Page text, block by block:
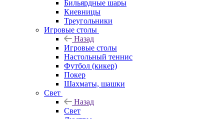
Бильярдные шары
Киевницы
Треугольники
Игровые столы
Назад
Игровые столы
Настольный теннис
Футбол (кикер)
Покер
Шахматы, шашки
Свет
Назад
Свет